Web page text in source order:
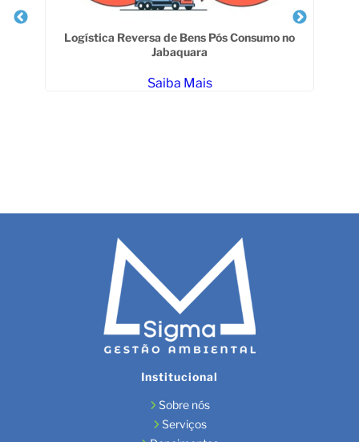
Logística Reversa de Bens Pós Consumo no
Jabaquara
Saiba Mais
Institucional
Sobre nós
Serviços